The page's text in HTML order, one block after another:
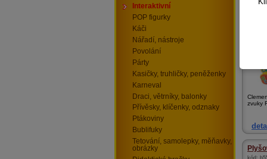
zvuky
Interaktivní
POP figurky
Káči
Nářadí, nástroje
Povolání
Párty
Kasičky, truhličky, peněženky
Karneval
Draci, větrníky, balonky
Přívěsky, klíčenky, odznaky
Ptákoviny
Bublifuky
Tetování, samolepky, měňavky,
obrázky